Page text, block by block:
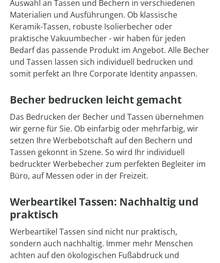
Auswahl an Tassen und Bechern in verschiedenen
Materialien und Ausführungen. Ob klassische
Keramik-Tassen, robuste Isolierbecher oder
praktische Vakuumbecher - wir haben für jeden
Bedarf das passende Produkt im Angebot. Alle Becher
und Tassen lassen sich individuell bedrucken und
somit perfekt an Ihre Corporate Identity anpassen.
Becher bedrucken leicht gemacht
Das Bedrucken der Becher und Tassen übernehmen
wir gerne für Sie. Ob einfarbig oder mehrfarbig, wir
setzen Ihre Werbebotschaft auf den Bechern und
Tassen gekonnt in Szene. So wird Ihr individuell
bedruckter Werbebecher zum perfekten Begleiter im
Büro, auf Messen oder in der Freizeit.
Werbeartikel Tassen: Nachhaltig und
praktisch
Werbeartikel Tassen sind nicht nur praktisch,
sondern auch nachhaltig. Immer mehr Menschen
achten auf den ökologischen Fußabdruck und